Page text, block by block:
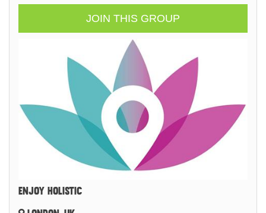
JOIN THIS GROUP
ENJOY HOLISTIC